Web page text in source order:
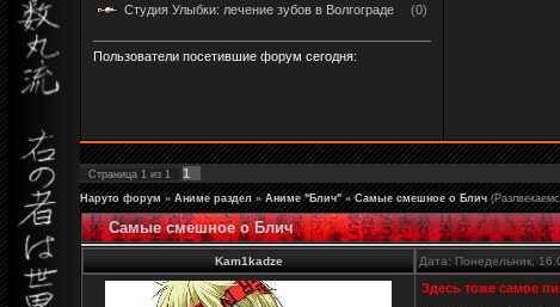
Студия Улыбки: лечение зубов в Волгограде (0)
Пользователи посетившие форум сегодня:
Страница 1 из 1 1
Наруто форум » Аниме раздел » Аниме "Блич" » Самые смешное о Блич
Самые смешное о Блич
Kam1kadze Дата: Понедельник,
Здесь тоже самое